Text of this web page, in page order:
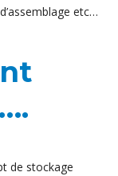
etc…
de stockage